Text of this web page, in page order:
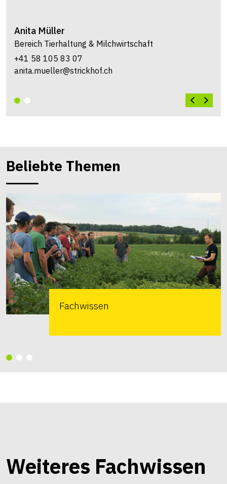
Anita Müller
Bereich Tierhaltung & Milchwirtschaft
+41 58 105 83 07
anita.mueller@strickhof.ch
Beliebte Themen
Fachwissen
Weiteres Fachwissen